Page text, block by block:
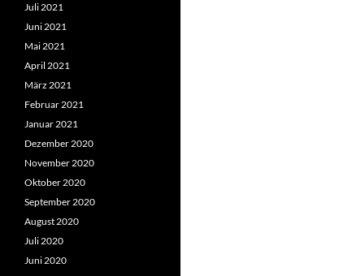
Juli 2021
Juni 2021
Mai 2021
April 2021
März 2021
Februar 2021
Januar 2021
Dezember 2020
November 2020
Oktober 2020
September 2020
August 2020
Juli 2020
Juni 2020